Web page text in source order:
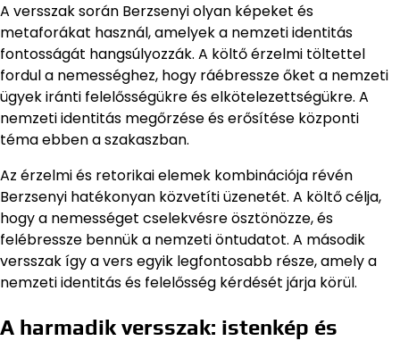
A versszak során Berzsenyi olyan képeket és
metaforákat használ, amelyek a nemzeti identitás
fontosságát hangsúlyozzák. A költő érzelmi töltettel
fordul a nemességhez, hogy ráébressze őket a nemzeti
ügyek iránti felelősségükre és elkötelezettségükre. A
nemzeti identitás megőrzése és erősítése központi
téma ebben a szakaszban.
Az érzelmi és retorikai elemek kombinációja révén
Berzsenyi hatékonyan közvetíti üzenetét. A költő célja,
hogy a nemességet cselekvésre ösztönözze, és
felébressze bennük a nemzeti öntudatot. A második
versszak így a vers egyik legfontosabb része, amely a
nemzeti identitás és felelősség kérdését járja körül.
A harmadik versszak: istenkép és